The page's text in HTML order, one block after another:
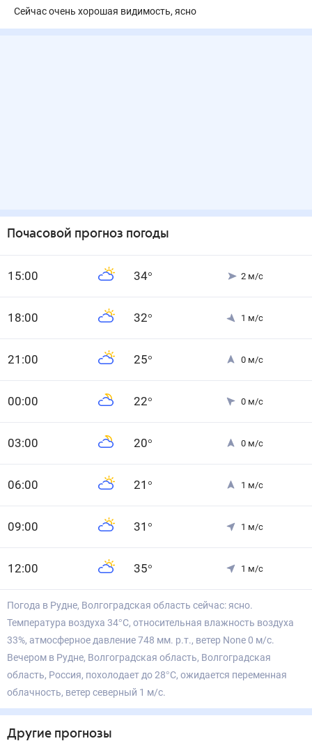
Сейчас очень хорошая видимость, ясно
Почасовой прогноз погоды
15:00 34° 2 м/с
18:00 32° 1 м/с
21 :00 25° 0 м/с
00:00 22° 0 м/с
03:00 20° 0 м/с
06:00 21 ° 1 м/с
09:00 31 ° 1 м/с
12:00 35° 1 м/с
Погода в Рудне, Волгоградская область сейчас: ясно.
Температура воздуха 34°С, относительная влажность воздуха
33%, атмосферное давление 748 мм. р.т., ветер None 0 м/с.
Вечером в Рудне, Волгоградская область, Волгоградская
область, Россия, похолодает до 28°С, ожидается переменная
облачность, ветер северный 1 м/с.
Другие прогнозы